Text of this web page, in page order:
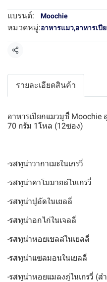
แบรนด์: Moochie
หมวดหมู่:อาหารแมว,อาหารเปี
แชร์
รายละเอียดสินค้า
อาหารเปียกแมวมูชี่ Moochie
70 กรัม 1โหล (12ซอง)
-รสทูน่าวากาเมะในเกรวี่
-รสทูน่าคาโมมายล์ในเกรวี่
-รสทูน่าปูอัดในเยลลี่
-รสทูน่าอกไก่ในเจลลี่
-รสทูน่าหอยเชลล์ในเยลลี่
-รสทูน่าแซลมอนในเยลลี่
-รสทูน่าหอยแมลงภู่ในเกรวี่ (ส